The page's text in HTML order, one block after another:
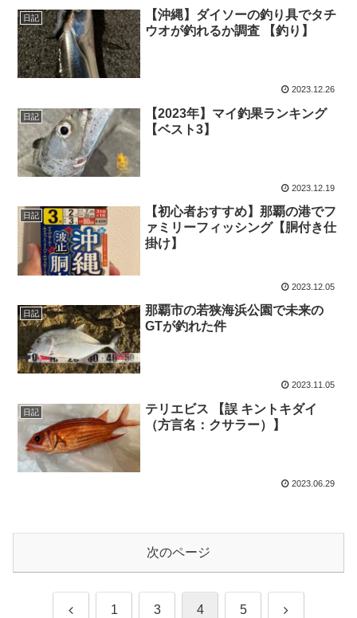
日記
【沖縄】ダイソーの釣り具でタチ
ウオが釣れるか調査 【釣り】
2023.12.26
日記
【2023年】マイ釣果ランキング
【ベスト3】
2023.12.19
日記
【初心者おすすめ】那覇の港でフ
ァミリーフィッシング【胴付き仕
掛け】
2023.12.05
日記
那覇市の若狭海浜公園で未来の
GTが釣れた件
2023.11.05
日記
テリエビス 【誤 キントキダイ
（方言名：クサラー）】
2023.06.29
次のページ
前 1 3 4 5 次